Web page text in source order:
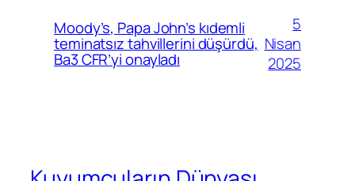
Moody’s, Papa John’s kıdemli
teminatsız tahvillerini düşürdü,
Ba3 CFR’yi onayladı
5
Nisan
2025